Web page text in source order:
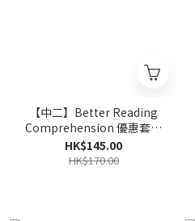
【中二】Better Reading
Comprehension 優惠套裝
(Joint Us)
HK$145.00
HK$170.00